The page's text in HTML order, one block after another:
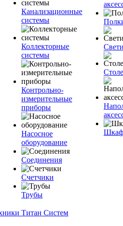
Канализационные
системы
Коллекторные
системы
Контрольно-
измерительные
приборы
Насосное
оборудование
Соединения
Счетчики
Трубы